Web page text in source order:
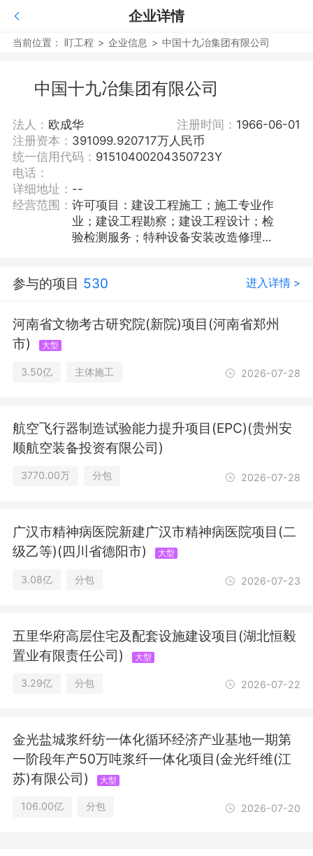
企业详情
当前位置： 盯工程 > 企业信息 > 中国十九冶集团有限公司
中国十九冶集团有限公司
法人： 欧成华 注册时间： 1966-06-01
注册资本： 391099.920717万人民币
统一信用代码： 91510400204350723Y
电话：
详细地址： --
经营范围： 许可项目：建设工程施工；施工专业作
业；建设工程勘察；建设工程设计；检
验检测服务；特种设备安装改造修理；
采。（依法须经批准的项目，经相关部
项目以相关部门批准文件或许可证件为
准）一般项目：园林绿化工程施工；地
发、技术咨询、技术交流、技术转让、
技术推广；工程管理服务；金属结构制
配电及控制设备制造；通信设备制造；
普通机械设备安装服务；仪器仪表修
用设备修理；机械设备租赁；电气设备
气设备销售；仪器仪表销售；化工产品
销售（不含许可类化工产品）；日用杂
品销售；五金产品零售；对外承包工
程；装卸搬运；普通货物仓储服务（不
字复印；工程技术服务（规划管理、勘
察、设计、监理除外）；自有资金投资
进出口。（除依法须经批准的项目外，
参与的项目 530 进入详情 >
河南省文物考古研究院(新院)项目(河南省郑州
市)
大型
3.50亿 主体施工 2026-07-28
航空飞行器制造试验能力提升项目(EPC)(贵州安
顺航空装备投资有限公司)
3770.00万 分包 2026-07-28
广汉市精神病医院新建广汉市精神病医院项目(二
级乙等)(四川省德阳市)
大型
3.08亿 分包 2026-07-23
五里华府高层住宅及配套设施建设项目(湖北恒毅
置业有限责任公司)
大型
3.29亿 分包 2026-07-22
金光盐城浆纤纺一体化循环经济产业基地一期第
一阶段年产50万吨浆纤一体化项目(金光纤维(江
苏)有限公司)
大型
106.00亿 分包 2026-07-20